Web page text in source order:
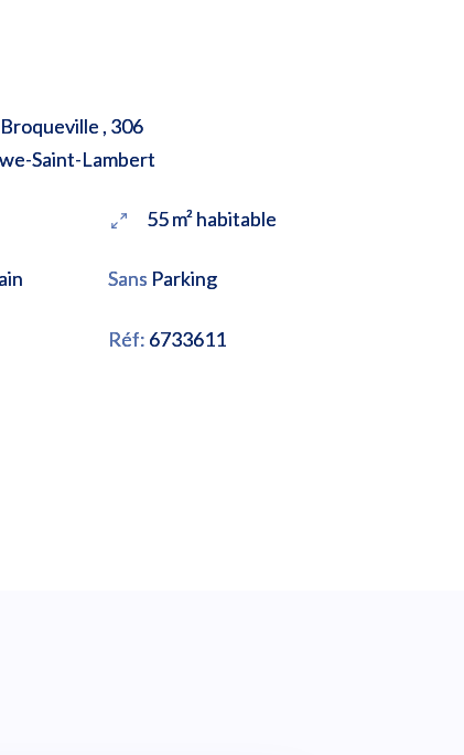
, 306
Saint-Lambert
55 m² habitable
Sans Parking
Réf: 6733611